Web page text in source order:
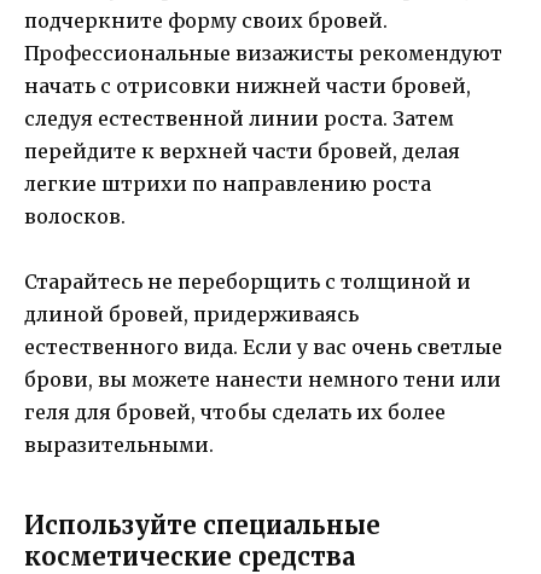
подчеркните форму своих бровей.
Профессиональные визажисты рекомендуют
начать с отрисовки нижней части бровей,
следуя естественной линии роста. Затем
перейдите к верхней части бровей, делая
легкие штрихи по направлению роста
волосков.
Старайтесь не переборщить с толщиной и
длиной бровей, придерживаясь
естественного вида. Если у вас очень светлые
брови, вы можете нанести немного тени или
геля для бровей, чтобы сделать их более
выразительными.
Используйте специальные
косметические средства